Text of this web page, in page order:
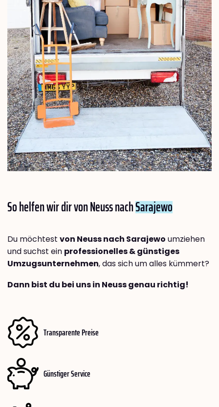
So helfen wir dir von Neuss nachSarajewo
Du möchtest von Neuss nach Sarajewo umziehen
und suchst ein professionelles & günstiges
Umzugsunternehmen, das sich um alles kümmert?
Dann bist du bei uns in Neuss genau richtig!
Transparente Preise
Günstiger Service